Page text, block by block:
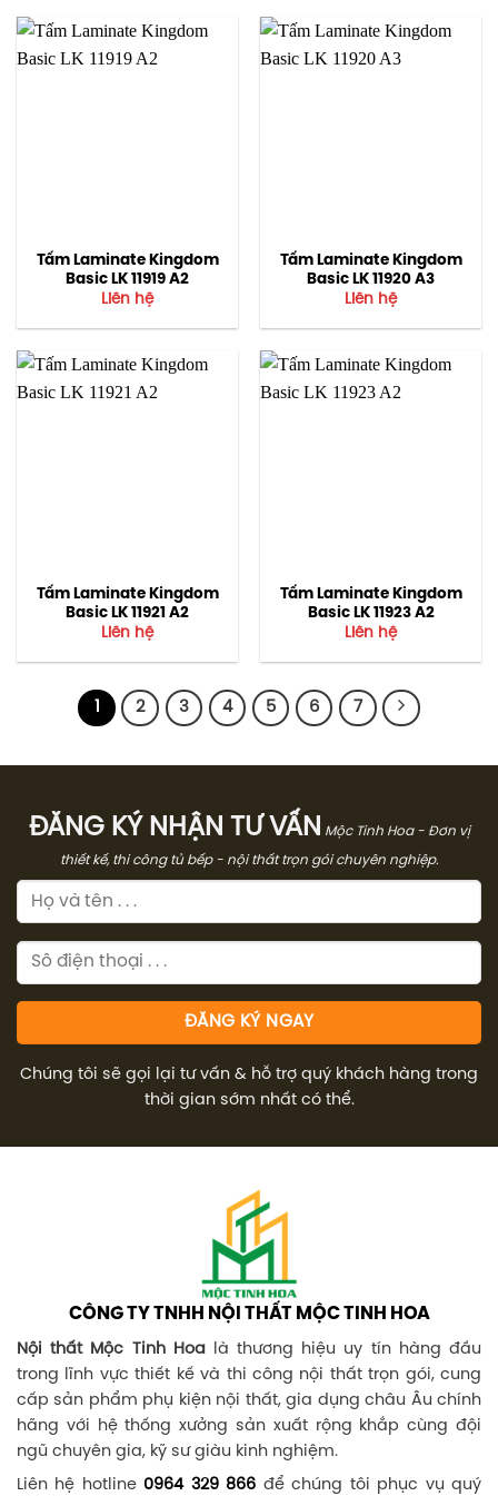
Tấm Laminate Kingdom
Basic LK 11919 A2
Liên hệ
Tấm Laminate Kingdom
Basic LK 11920 A3
Liên hệ
Tấm Laminate Kingdom
Basic LK 11921 A2
Liên hệ
Tấm Laminate Kingdom
Basic LK 11923 A2
Liên hệ
1 2 3 4 5 6 7
ĐĂNG KÝ NHẬN TƯ VẤN Mộc Tinh Hoa - Đơn vị
thiết kế, thi công tủ bếp - nội thất trọn gói chuyên nghiệp.
Chúng tôi sẽ gọi lại tư vấn & hỗ trợ quý khách hàng trong
thời gian sớm nhất có thể.
CÔNG TY TNHH NỘI THẤT MỘC TINH HOA
Nội thất Mộc Tinh Hoalà thương hiệu uy tín hàng đầu
trong lĩnh vực thiết kế và thi công nội thất trọn gói, cung
cấp sản phẩm phụ kiện nội thất, gia dụng châu Âu chính
hãng với hệ thống xưởng sản xuất rộng khắp cùng đội
ngũ chuyên gia, kỹ sư giàu kinh nghiệm.
Liên hệ hotline 0964 329 866 để chúng tôi phục vụ quý